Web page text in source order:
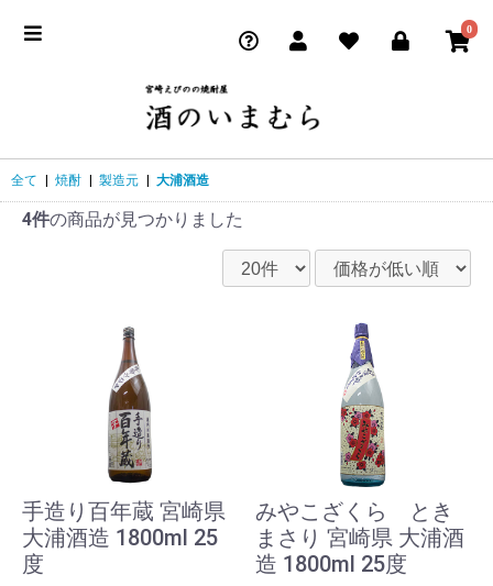
0
全て 焼酎 製造元 大浦酒造
4件の商品が見つかりました
手造り百年蔵 宮崎県
大浦酒造 1800ml 25
度
みやこざくら とき
まさり 宮崎県 大浦酒
造 1800ml 25度